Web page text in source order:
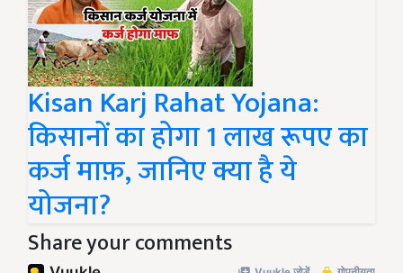
Kisan Karj Rahat Yojana:
किसानों का होगा 1 लाख रूपए का
कर्ज माफ़, जानिए क्या है ये
योजना?
Share your comments